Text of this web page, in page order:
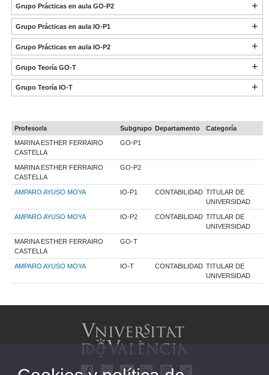
Grupo Prácticas en aula GO-P2
Grupo Prácticas en aula IO-P1
Grupo Prácticas en aula IO-P2
Grupo Teoría GO-T
Grupo Teoría IO-T
Profesor/a Subgrupo Departamento
Categoría
MARINA ESTHER FERRAIRO
CASTELLA
GO-P1
MARINA ESTHER FERRAIRO
CASTELLA
GO-P2
AMPARO AYUSO MOYA IO-P1 CONTABILIDAD TITULAR DE
UNIVERSIDAD
AMPARO AYUSO MOYA IO-P2 CONTABILIDAD TITULAR DE
UNIVERSIDAD
MARINA ESTHER FERRAIRO
CASTELLA
GO-T
AMPARO AYUSO MOYA IO-T CONTABILIDAD TITULAR DE
UNIVERSIDAD